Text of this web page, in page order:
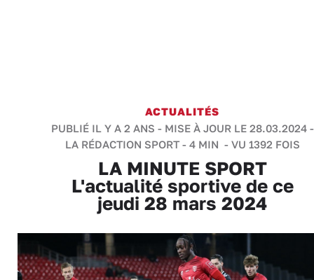
ACTUALITÉS
PUBLIÉ IL Y A 2 ANS - MISE À JOUR LE 28.03.2024 -
LA RÉDACTION SPORT- 4 MIN - VU 1392 FOIS
LA MINUTE SPORT
L'actualité sportive de ce
jeudi 28 mars 2024